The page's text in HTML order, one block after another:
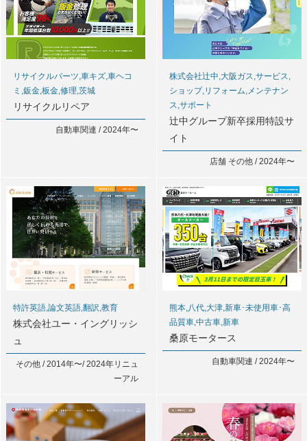
リサイクルパーツ,車キズ,車ヘコ
ミ,鈑金,板金,修理,茨城
リサイクルリペア
自動車関連 / 2024年〜
株式会社辻中,大阪ガス,サービス,
ショップ,リフォーム,メンテナン
ス,サポート
辻中グループ新卒採用特設サ
イト
店舗 その他 / 2024年〜
特許英語,論文英語,翻訳,教育
株式会社ユー・イングリッシ
ュ
その他 / 2014年〜/ 2024年リニュ
ーアル
熊本,八代,大津,新車･未使用車･高
品質車,中古車,新車
桑原モータース
自動車関連 / 2024年〜